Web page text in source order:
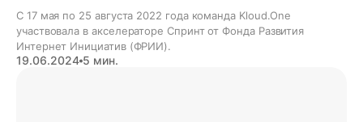
С 17 мая по 25 августа 2022 года команда Kloud.One
участвовала в акселераторе Спринт от Фонда Развития
Интернет Инициатив (ФРИИ).
19.06.2024 5 мин.